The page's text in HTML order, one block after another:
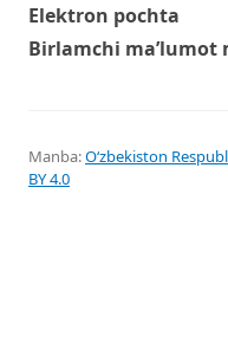
Elektron pochta
Birlamchi ma’lumot
Manba:Oʻzbekiston
BY 4.0